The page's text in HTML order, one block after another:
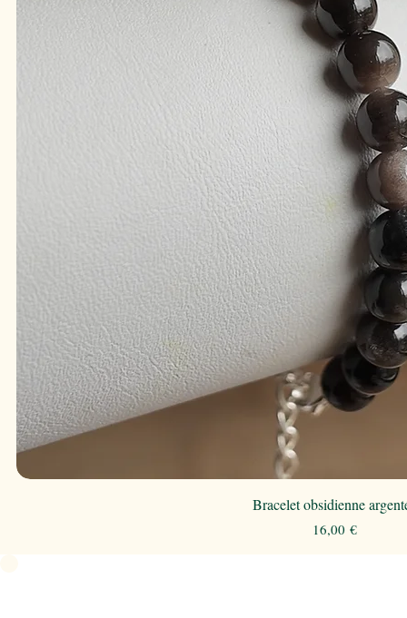
Bracelet obsidienne
Prix
16,00 €